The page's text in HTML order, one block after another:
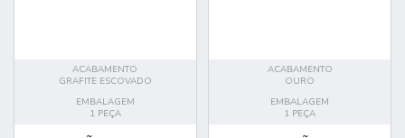
ACABAMENTO
GRAFITE ESCOVADO
EMBALAGEM
1 PEÇA
ACABAMENTO
OURO
EMBALAGEM
1 PEÇA